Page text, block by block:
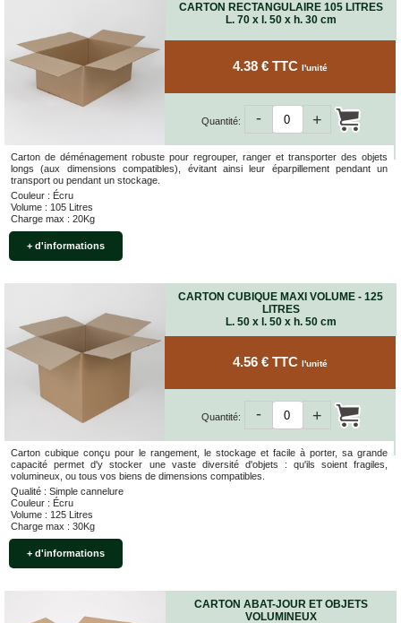
PIÈCES
DÉMÉNAGER
CUISINE
SALON
SALLE
DE
BAIN
BUREAU
CONTACT
CARTON RECTANGULAIRE 105 LITRES
L. 70 x l. 50 x h. 30 cm
Carton de déménagement robuste pour regrouper, ranger et transporter des objets
longs (aux dimensions compatibles), évitant ainsi leur éparpillement pendant un
transport ou pendant un stockage.
Couleur : Écru
Volume : 105 Litres
Charge max : 20Kg
+ d'informations
4.38 € TTC l'unité
Quantité: +
-
CARTON CUBIQUE MAXI VOLUME - 125
LITRES
L. 50 x l. 50 x h. 50 cm
Carton cubique conçu pour le rangement, le stockage et facile à porter, sa grande
capacité permet d'y stocker une vaste diversité d'objets : qu'ils soient fragiles,
volumineux, ou tous vos biens de dimensions compatibles.
Qualité : Simple cannelure
Couleur : Écru
Volume : 125 Litres
Charge max : 30Kg
+ d'informations
4.56 € TTC l'unité
Quantité: +
-
CARTON ABAT-JOUR ET OBJETS
VOLUMINEUX